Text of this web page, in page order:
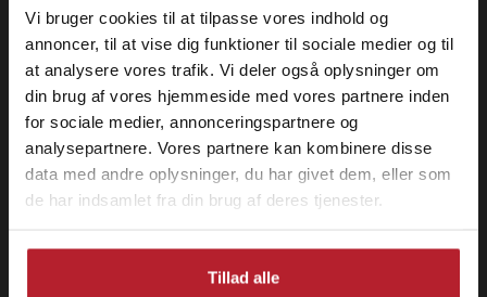
Vi bruger cookies til at tilpasse vores indhold og
annoncer, til at vise dig funktioner til sociale medier og til
at analysere vores trafik. Vi deler også oplysninger om
din brug af vores hjemmeside med vores partnere inden
for sociale medier, annonceringspartnere og
analysepartnere. Vores partnere kan kombinere disse
data med andre oplysninger, du har givet dem, eller som
de har indsamlet fra din brug af deres tjenester.
Tillad alle
24hshop.dk (24 se Sverige AB)